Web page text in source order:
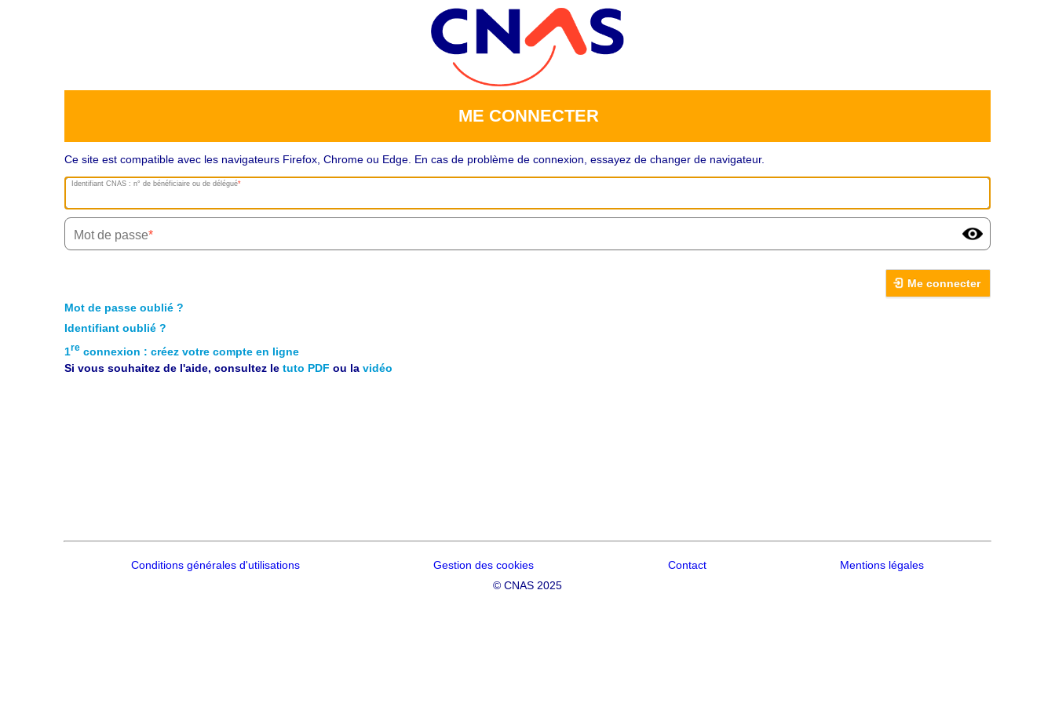
ME CONNECTER
Ce site est compatible avec les navigateurs Firefox, Chrome ou Edge. En cas de problème de connexion, essayez de changer de navigateur.
Identifiant CNAS : n° de bénéficiaire ou de délégué
Mot de passe
Me connecter
Mot de passe oublié ?
Identifiant oublié ?
1re connexion : créez votre compte en ligne
Si vous souhaitez de l'aide, consultez le tuto PDF ou la vidéo
Conditions générales d'utilisations Gestion des cookies Contact
Mentions légales
© CNAS 2025